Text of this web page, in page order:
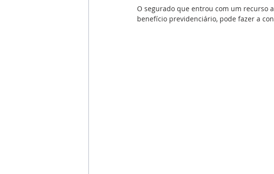
Reforma Trabalhista eSocial
O segurado que entrou com um recurso
benefício previdenciário, pode fazer a